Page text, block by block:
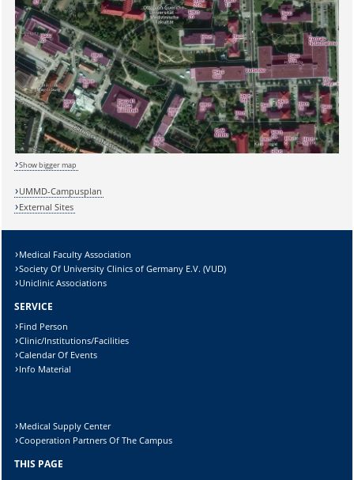
Show bigger map
UMMD-Campusplan
External Sites
Medical Faculty Association
Society Of University Clinics of Germany E.V. (VUD)
Uniclinic Associations
SERVICE
Find Person
Clinic/Institutions/Facilities
Calendar Of Events
Info Material
Medical Supply Center
Cooperation Partners Of The Campus
THIS PAGE